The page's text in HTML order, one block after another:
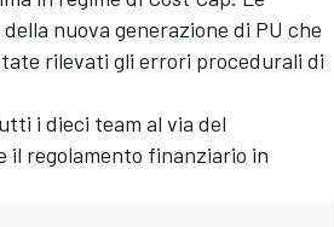
nuova generazione di PU che
rilevati gli errori procedurali di
i dieci team al via del
il regolamento finanziario in